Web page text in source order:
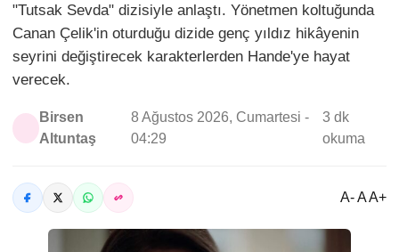
"Tutsak Sevda" dizisiyle anlaştı. Yönetmen koltuğunda
Canan Çelik'in oturduğu dizide genç yıldız hikâyenin
seyrini değiştirecek karakterlerden Hande'ye hayat
verecek.
Birsen
Altuntaş
8 Ağustos 2026, Cumartesi -
04:29
3 dk
okuma
A- A A+